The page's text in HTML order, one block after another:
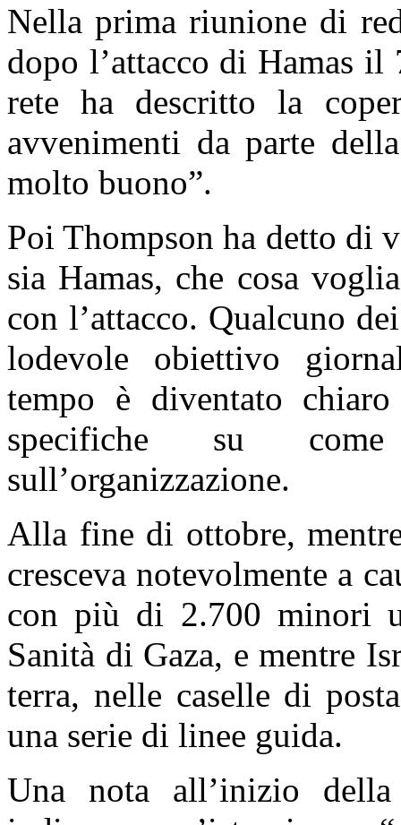
Nella prima riunione di
dopo l’attacco di Hamas
rete ha descritto la
avvenimenti da parte
molto buono”.
Poi Thompson ha detto di
sia Hamas, che cosa
con l’attacco. Qualcuno
lodevole obiettivo
tempo è diventato
specifiche su
sull’organizzazione.
Alla fine di ottobre,
cresceva notevolmente a
con più di 2.700 minori
Sanità di Gaza, e mentre
terra, nelle caselle di
una serie di linee guida.
Una nota all’inizio